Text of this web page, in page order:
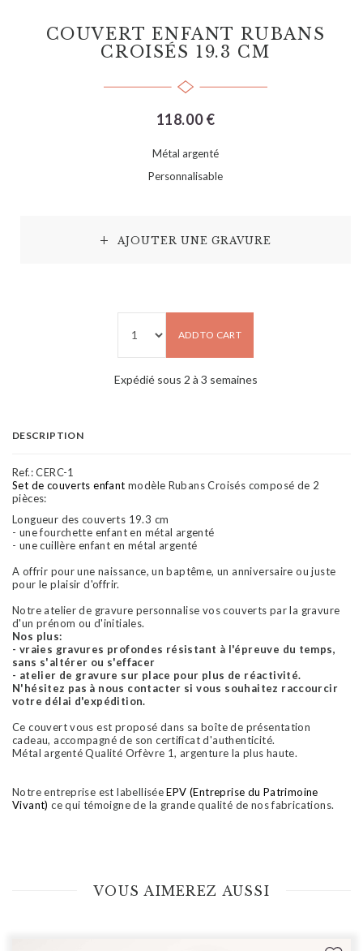
COUVERT ENFANT RUBANS
CROISÉS 19.3 CM
118.00 €
Métal argenté
Personnalisable
AJOUTER UNE GRAVURE
ADD TO CART
Expédié sous 2 à 3 semaines
DESCRIPTION
Ref.:CERC-1
Set de couverts enfant modèle Rubans Croisés composé de 2
pièces:
Longueur des couverts 19.3 cm
- une fourchette enfant en métal argenté
- une cuillère enfant en métal argenté
A offrir pour une naissance, un baptême, un anniversaire ou juste
pour le plaisir d'offrir.
Notre atelier de gravure personnalise vos couverts par la gravure
d'un prénom ou d'initiales.
Nos plus:
- vraies gravures profondes résistant à l'épreuve du temps,
sans s'altérer ou s'effacer
- atelier de gravure sur place pour plus de réactivité.
N'hésitez pas à nous contacter si vous souhaitez raccourcir
votre délai d'expédition.
Ce couvert vous est proposé dans sa boîte de présentation
cadeau, accompagné de son certificat d'authenticité.
Métal argenté Qualité Orfèvre 1, argenture la plus haute.
Notre entreprise est labelliséeEPV (Entreprise du Patrimoine
Vivant) ce qui témoigne de la grande qualité de nos fabrications.
VOUS AIMEREZ AUSSI